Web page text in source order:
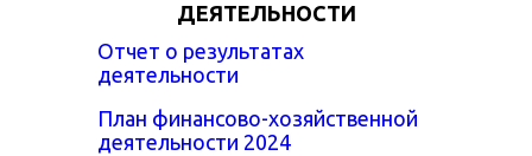
ДЕЯТЕЛЬНОСТИ
Отчет о результатах
деятельности
План финансово-хозяйственной
деятельности 2024